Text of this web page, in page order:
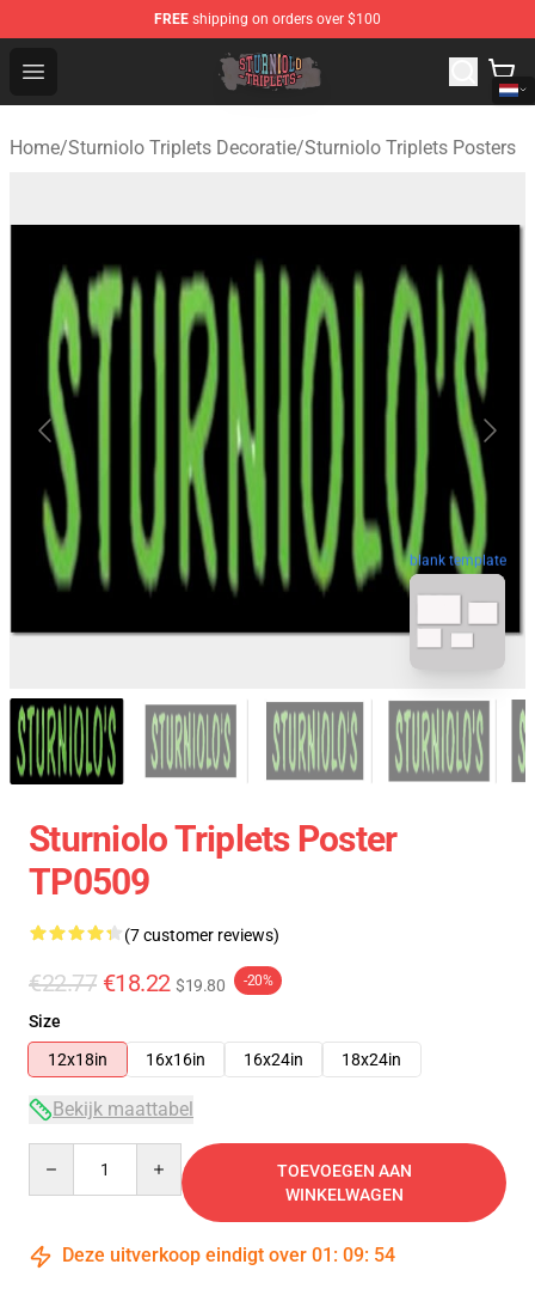
FREE shipping on orders over $100
Open menu
Sturniolo Triplets Shop - Official Sturniolo Triplets
Home/Sturniolo Triplets Decoratie/Sturniolo Triplets Posters
blank template
Sturniolo Triplets Poster
TP0509
(7 customer reviews)
€22.77 €18.22 $19.80 -20%
Size
12x18in
16x16in 16x24in 18x24in
Bekijk maattabel
TOEVOEGEN AAN
WINKELWAGEN
Deze uitverkoop eindigt over 01 : 09: 53